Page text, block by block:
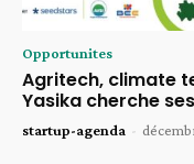
Opportunites
Agritech, climate
Yasika cherche
startup-agenda -